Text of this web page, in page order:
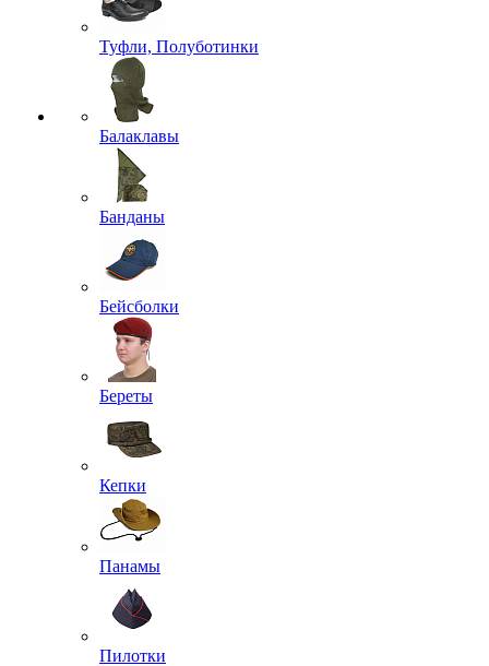
Туфли, Полуботинки
Балаклавы
Банданы
Бейсболки
Береты
Кепки
Панамы
Пилотки